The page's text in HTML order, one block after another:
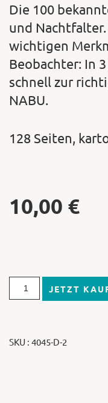
Die 100
und
wichtigen
Beobachter: In
schnell zur
NABU.
128 Seiten,
10,00 €
JETZT
SKU : 4045-D-2